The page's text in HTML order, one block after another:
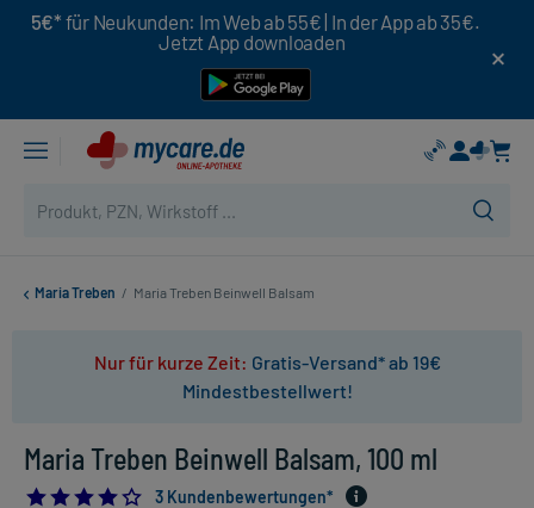
5€* für Neukunden: Im Web ab 55€ | In der App ab 35€.
Jetzt App downloaden
Maria Treben / Maria Treben Beinwell Balsam
Nur für kurze Zeit: Gratis-Versand* ab 19€
Mindestbestellwert!
Maria Treben Beinwell Balsam, 100 ml
4.0
3 Kundenbewertungen*